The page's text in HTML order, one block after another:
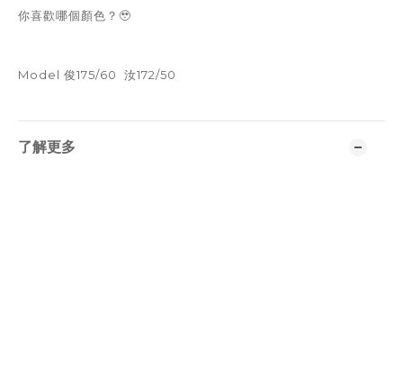
你喜歡哪個顏色？🥹
Model 俊175/60 汝172/50
了解更多